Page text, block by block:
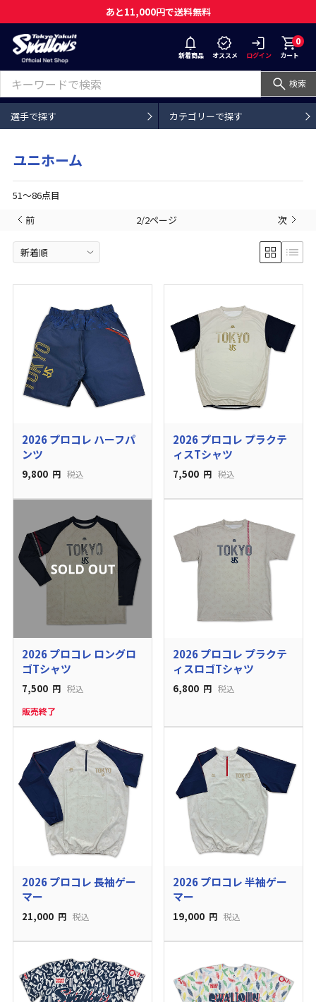
あと11,000円で送料無料
新着商品 オススメ ログイン
0
カート
検索
選手で探す カテゴリーで探す
ユニホーム
51〜86点目
前
2/2ページ 次
2026 プロコレ ハーフパ
ンツ
9,800 円 税込
2026 プロコレ プラクテ
ィスTシャツ
7,500 円 税込
2026 プロコレ ロングロ
ゴTシャツ
7,500 円 税込
販売終了
2026 プロコレ プラクテ
ィスロゴTシャツ
6,800 円 税込
2026 プロコレ 長袖ゲー
マー
21,000 円 税込
2026 プロコレ 半袖ゲー
マー
19,000 円 税込